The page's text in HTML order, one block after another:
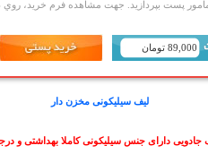
پست بپردازيد. جهت مشاهده فرم خريد، روي
89,000 تومان
لیف سیلیکونی مخزن دار
جادویی دارای جنس سیلیکونی کاملا بهداشتی و